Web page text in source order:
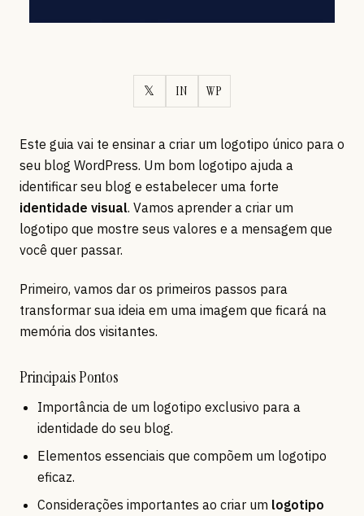
𝕏 IN WP
Este guia vai te ensinar a criar um logotipo único para o
seu blog WordPress. Um bom logotipo ajuda a
identificar seu blog e estabelecer uma forte
identidade visual. Vamos aprender a criar um
logotipo que mostre seus valores e a mensagem que
você quer passar.
Primeiro, vamos dar os primeiros passos para
transformar sua ideia em uma imagem que ficará na
memória dos visitantes.
Principais Pontos
Importância de um logotipo exclusivo para a
identidade do seu blog.
Elementos essenciais que compõem um logotipo
eficaz.
Considerações importantes ao criar um logotipo